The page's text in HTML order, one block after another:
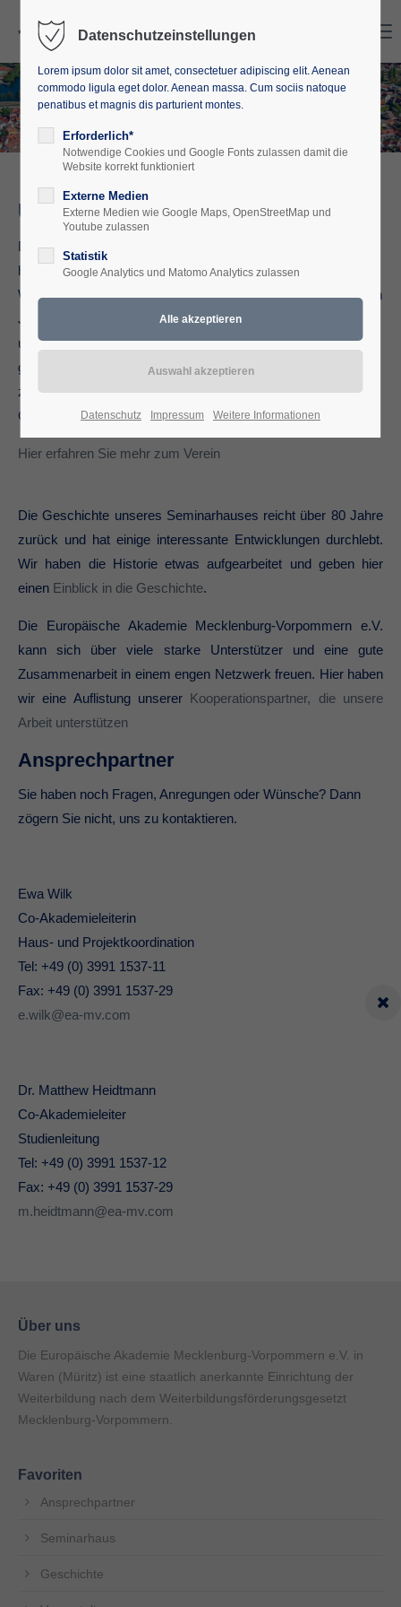
Über uns
Die Europäische Akademie Mecklenburg-Vorpommern e.V.
hat sich zum Ziel gesetzt, mit ihrem breiten Angebot an
Weiterbildungsveranstaltungen und Projekten in der politischen
Jugend- und Erwachsenenbildung, zum Verständnis für
unseren freiheitlich-demokratischen Rechtsstaat in einem
gemeinsamen Europa beizutragen. Der Verein bekennt sich
zur freiheitlich-demokratischen Grundordnung sowie zu den
Grundsätzen einer weltoffenen und vielfältigen Gesellschaft.
Hier erfahren Sie mehr zum Verein
Die Geschichte unseres Seminarhauses reicht über 80 Jahre
zurück und hat einige interessante Entwicklungen durchlebt.
Wir haben die Historie etwas aufgearbeitet und geben hier
einen Einblick in die Geschichte.
Die Europäische Akademie Mecklenburg-Vorpommern e.V.
kann sich über viele starke Unterstützer und eine gute
Zusammenarbeit in einem engen Netzwerk freuen. Hier haben
wir eine Auflistung unserer Kooperationspartner, die unsere
Arbeit unterstützen
Ansprechpartner
Sie haben noch Fragen, Anregungen oder Wünsche? Dann
zögern Sie nicht, uns zu kontaktieren.
Ewa Wilk
Co-Akademieleiterin
Haus- und Projektkoordination
Tel: +49 (0) 3991 1537-11
Fax: +49 (0) 3991 1537-29
e.wilk@ea-mv.com
Dr. Matthew Heidtmann
Co-Akademieleiter
Studienleitung
Tel: +49 (0) 3991 1537-12
Fax: +49 (0) 3991 1537-29
m.heidtmann@ea-mv.com
Über uns
Die Europäische Akademie Mecklenburg-Vorpommern e.V. in
Waren (Müritz) ist eine staatlich anerkannte Einrichtung der
Weiterbildung nach dem Weiterbildungsförderungsgesetzt
Mecklenburg-Vorpommern.
Favoriten
Ansprechpartner
Seminarhaus
Geschichte
Datenschutzeinstellungen
Lorem ipsum dolor sit amet, consectetuer adipiscing elit. Aenean
commodo ligula eget dolor. Aenean massa. Cum sociis natoque
penatibus et magnis dis parturient montes.
Erforderlich*
Notwendige Cookies und Google Fonts zulassen damit die
Website korrekt funktioniert
Externe Medien
Externe Medien wie Google Maps, OpenStreetMap und
Youtube zulassen
Statistik
Google Analytics und Matomo Analytics zulassen
Datenschutz Impressum Weitere Informationen